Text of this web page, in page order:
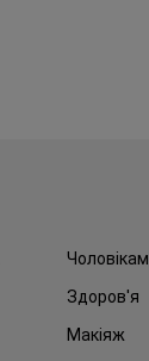
Чоловікам
Здоров'я
Макіяж